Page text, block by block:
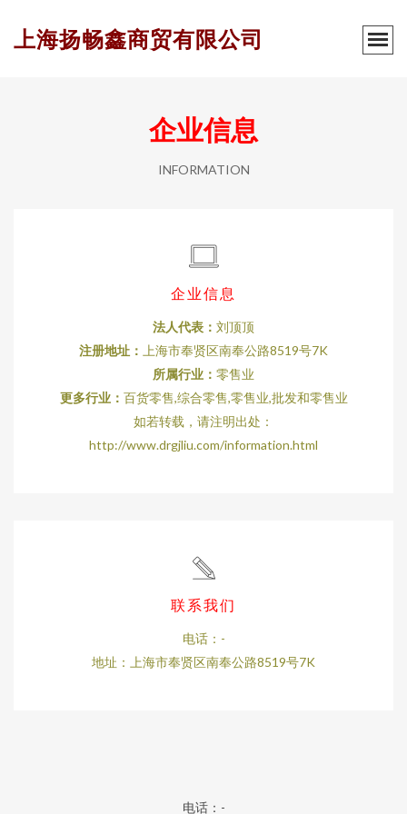
上海扬畅鑫商贸有限公司
企业信息
INFORMATION
企业信息
法人代表： 刘顶顶
注册地址：
上海市奉贤区南奉公路8519号7K
所属行业： 零售业
更多行业： 百货零售,综合零售,零售业,批发和零售业
如若转载，请注明出处：
http://www.drgjliu.com/information.html
联系我们
电话：-
地址：上海市奉贤区南奉公路8519号7K
电话：-